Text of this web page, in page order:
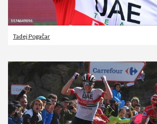
Tadej Pogačar